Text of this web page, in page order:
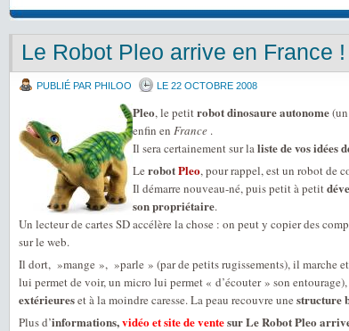
Le Robot Pleo arrive en France !
PUBLIÉ PAR PHILOO LE 22 OCTOBRE 2008
Pleo, le petitrobot dinosaure autonome(un
enfin en France .
Il sera certainement sur laliste de vos idées
Le robotPleo, pour rappel, est un robot de
Il démarre nouveau-né, puis petit à petit
son propriétaire.
Un lecteur de cartes SD accélère la chose : on peut y copier des
sur le web.
Il dort, »mange », »parle » (par de petits rugissements), il marche
lui permet de voir, un micro lui permet « d’écouter » son
extérieureset à la moindre caresse. La peau recouvre une structure
Plus d’informations,vidéo et site de ventesur Le Robot Pleo